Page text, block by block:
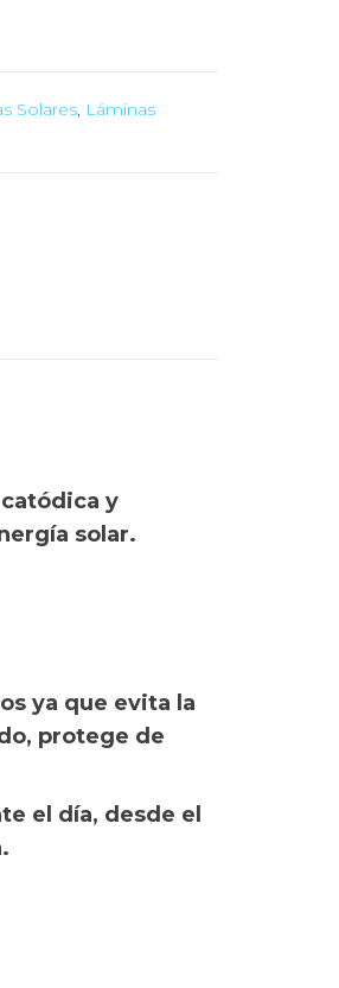
Solares, Láminas
y
solar.
ya que evita la
protege de
el día, desde el